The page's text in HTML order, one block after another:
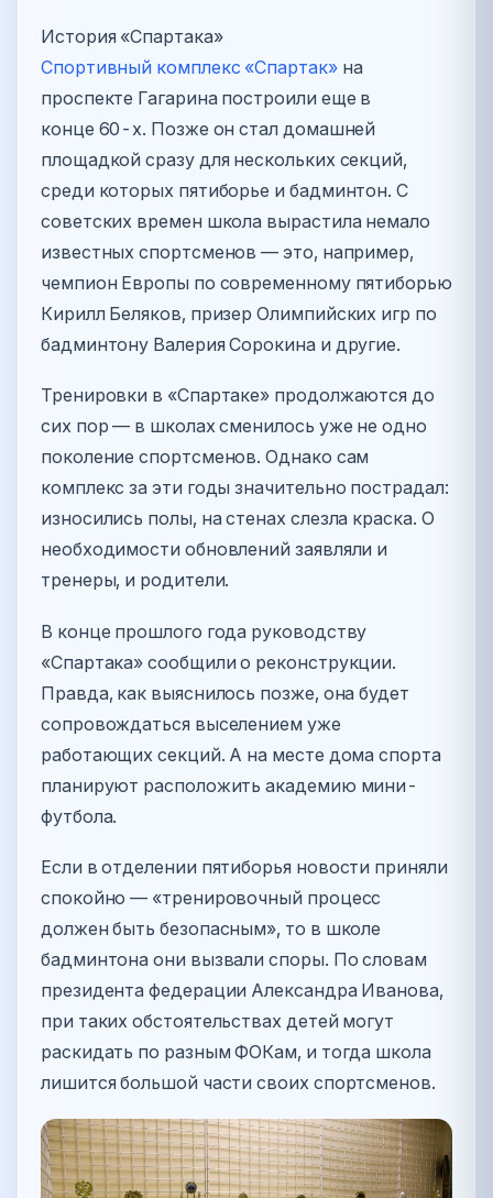
История «Спартака»
Спортивный комплекс «Спартак»на
проспекте Гагарина построили еще в
конце 60-х. Позже он стал домашней
площадкой сразу для нескольких секций,
среди которых пятиборье и бадминтон. С
советских времен школа вырастила немало
известных спортсменов — это, например,
чемпион Европы по современному пятиборью
Кирилл Беляков, призер Олимпийских игр по
бадминтону Валерия Сорокина и другие.
Тренировки в «Спартаке» продолжаются до
сих пор — в школах сменилось уже не одно
поколение спортсменов. Однако сам
комплекс за эти годы значительно пострадал:
износились полы, на стенах слезла краска. О
необходимости обновлений заявляли и
тренеры, и родители.
В конце прошлого года руководству
«Спартака» сообщили о реконструкции.
Правда, как выяснилось позже, она будет
сопровождаться выселением уже
работающих секций. А на месте дома спорта
планируют расположить академию мини-
футбола.
Если в отделении пятиборья новости приняли
спокойно — «тренировочный процесс
должен быть безопасным», то в школе
бадминтона они вызвали споры. По словам
президента федерации Александра Иванова,
при таких обстоятельствах детей могут
раскидать по разным ФОКам, и тогда школа
лишится большой части своих спортсменов.